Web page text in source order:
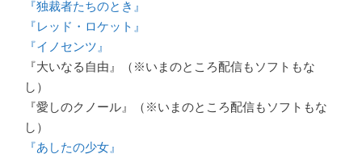
『独裁者たちのとき』
『レッド・ロケット』
『イノセンツ』
『大いなる自由』（※いまのところ配信もソフトもな
し）
『愛しのクノール』（※いまのところ配信もソフトもな
し）
『あしたの少女』